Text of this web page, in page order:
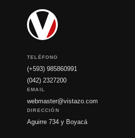
TELÉFONO
(+593) 985860991
(042) 2327200
EMAIL
webmaster@vistazo.com
DIRECCIÓN
Aguirre 734 y Boyacá